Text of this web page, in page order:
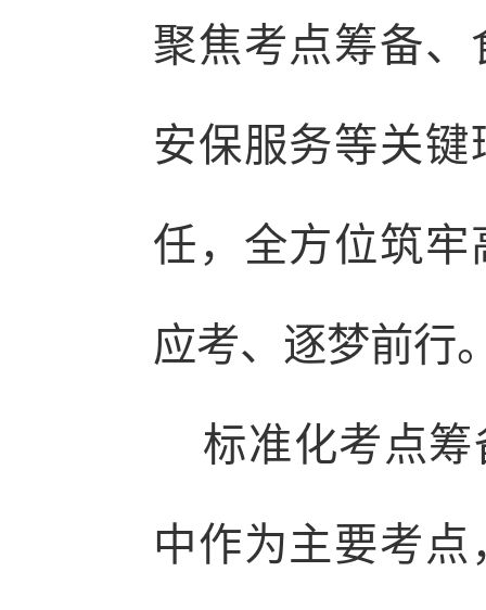
聚焦考点筹备
安保服务等关
任，全方位筑
应考、逐梦前行
标准化考点筹
中作为主要考